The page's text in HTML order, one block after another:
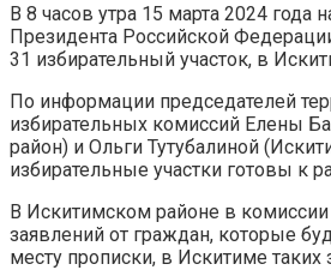
В 8 часов утра 15 марта 2024 года
Президента Российской
31 избирательный участок, в
По информации председателей
избирательных комиссий Елены
район) и Ольги Тутубалиной
избирательные участки готовы к
В Искитимском районе в
заявлений от граждан, которые
месту прописки, в Искитиме таких